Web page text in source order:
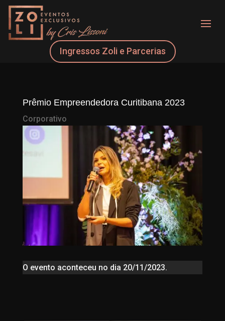
Ingressos Zoli e Parcerias
Prêmio Empreendedora Curitibana 2023
Corporativo
O evento aconteceu no dia 20/11/2023.